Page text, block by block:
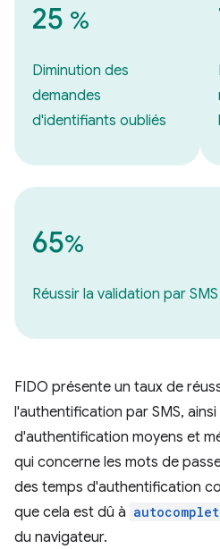
25 %
Diminution des
demandes
d'identifiants oubliés
65%
Réussir la validation par SMS
FIDO présente un taux de
l'authentification par SMS,
d'authentification moyens et
qui concerne les mots de
des temps d'authentification
que cela est dû à
du navigateur.